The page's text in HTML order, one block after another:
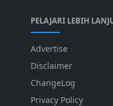
PELAJARI LEBIH
Advertise
Disclaimer
ChangeLog
Privacy Policy